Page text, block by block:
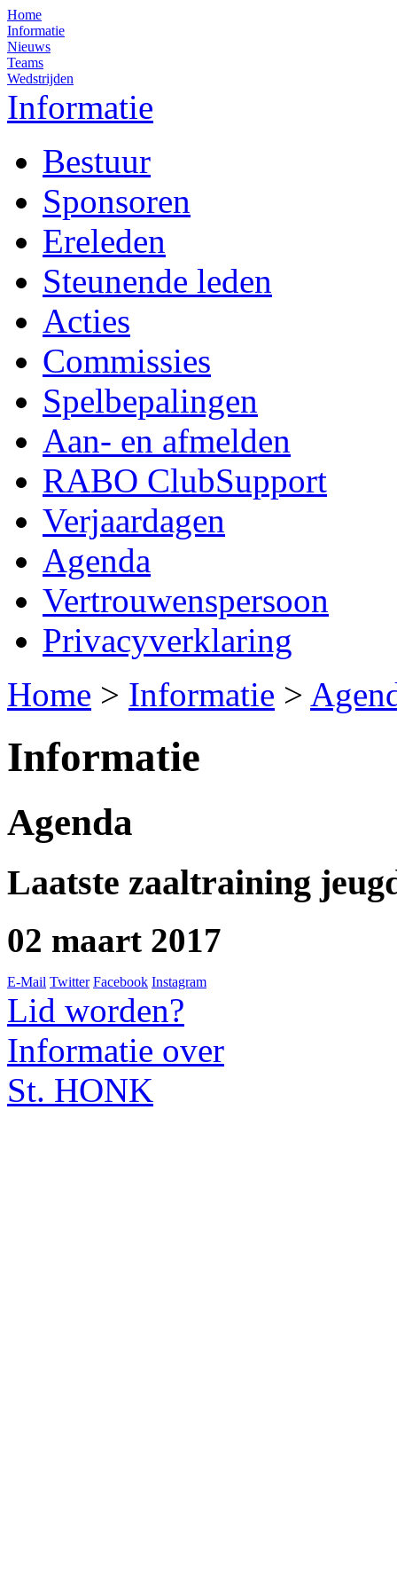
Home
Informatie
Nieuws
Teams
Wedstrijden
Informatie
Bestuur
Sponsoren
Ereleden
Steunende leden
Acties
Commissies
Spelbepalingen
Aan- en afmelden
RABO ClubSupport
Verjaardagen
Agenda
Vertrouwenspersoon
Privacyverklaring
Home > Informatie >
Informatie
Agenda
Laatste zaaltraining
02 maart 2017
E-Mail Twitter Facebook Instagram
Lid worden?
Informatie over
St. HONK